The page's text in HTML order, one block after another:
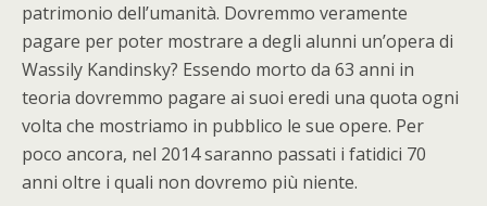
patrimonio dell’umanità. Dovremmo veramente
pagare per poter mostrare a degli alunni un’opera di
Wassily Kandinsky? Essendo morto da 63 anni in
teoria dovremmo pagare ai suoi eredi una quota ogni
volta che mostriamo in pubblico le sue opere. Per
poco ancora, nel 2014 saranno passati i fatidici 70
anni oltre i quali non dovremo più niente.